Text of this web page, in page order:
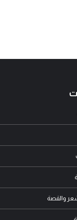
الشيعة خيار احتضان
رغم امتلاكهم الدولة؟!
والقصة